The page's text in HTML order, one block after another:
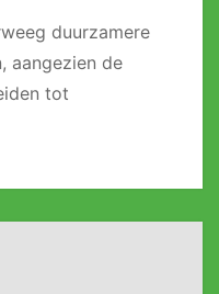
duurzamere
aangezien de
tot